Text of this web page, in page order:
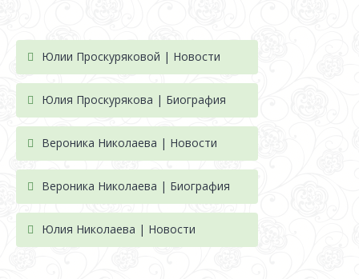
Юлии Проскуряковой | Новости
Юлия Проскурякова | Биография
Вероника Николаева | Новости
Вероника Николаева | Биография
Юлия Николаева | Новости